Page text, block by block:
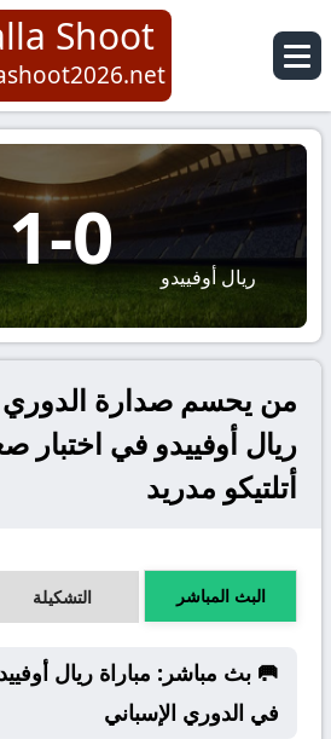
Shoot
ريال أوفييدو 0
-
1
من يحسم صدارة الدوري
ريال أوفييدو في اختبار
أتلتيكو مدريد
البث المباشر التشكيلة
🥅 بث مباشر: مباراة ريال
في الدوري الإسباني